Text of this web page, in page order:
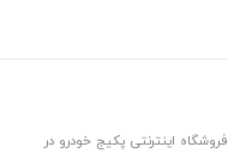
فروشگاه اینترنتی پکیج خودرو در